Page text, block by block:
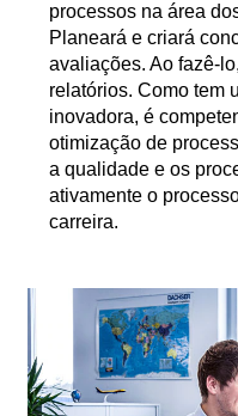
processos na área
Planeará e criará
avaliações. Ao fazê-
relatórios. Como tem
inovadora, é
otimização de
a qualidade e os
ativamente o
carreira.